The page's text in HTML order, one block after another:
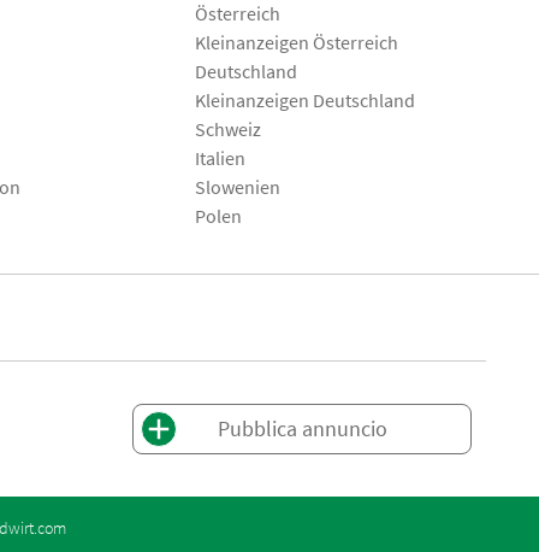
Österreich
Kleinanzeigen Österreich
Deutschland
Kleinanzeigen Deutschland
Schweiz
Italien
Slowenien
Polen
Pubblica annuncio